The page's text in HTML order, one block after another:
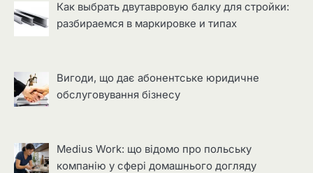
Как выбрать двутавровую балку для стройки:
разбираемся в маркировке и типах
Вигоди, що дає абонентське юридичне
обслуговування бізнесу
Medius Work: що відомо про польську
компанію у сфері домашнього догляду